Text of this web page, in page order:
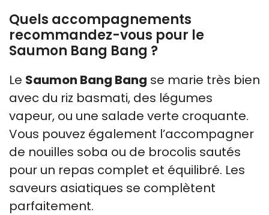
Quels accompagnements
recommandez-vous pour le
Saumon Bang Bang ?
Le Saumon Bang Bang se marie très bien
avec du riz basmati, des légumes
vapeur, ou une salade verte croquante.
Vous pouvez également l’accompagner
de nouilles soba ou de brocolis sautés
pour un repas complet et équilibré. Les
saveurs asiatiques se complètent
parfaitement.